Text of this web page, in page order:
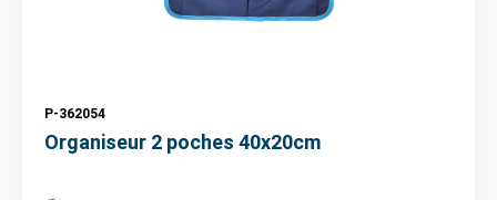
P-362054
Organiseur 2 poches 40x20cm